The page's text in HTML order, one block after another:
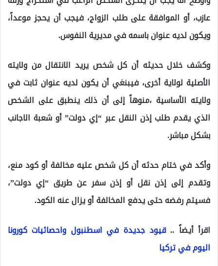
عازب، أو الموافقة على طلب الزواج، فيجب أن يحجز موعداً،
ويكون لديه عنوان باسمه في مديرية النفوس.
وكشف خلال حديثه أن كل شخص يريد الانتقال من ولايته
الأصلية لولاية أخرى، فيبنغي أن يكون لديه عنوان ثابت في
ولايته الأساسية ،منوهاً إلى أن ذلك ينطبق على الشخص
الذي يقدم طلب إذن النقل عبر “إي دولت” أو شعبة الاجانب
بشكل مباشر.
وأكد في ختام حدثه أن كل شخص عليه مخالفة أو كود منع،
وتقدم إلى إذن نقل أو إذن سفر عن طريق “إي دولت”،
فسيتم رفضه حتى يدفع المخالفة أو يزال عنه الكود.
اقرأ أيضاً ..قيود جديدة في اسطنبول واحصائيات كورونا
اليوم في تركيا